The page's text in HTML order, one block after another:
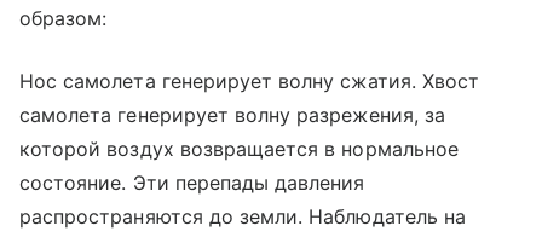
образом:
Нос самолета генерирует волну сжатия. Хвост
самолета генерирует волну разрежения, за
которой воздух возвращается в нормальное
состояние. Эти перепады давления
распространяются до земли. Наблюдатель на